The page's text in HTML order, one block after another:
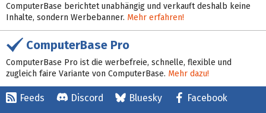
ComputerBase berichtet unabhängig und verkauft deshalb keine
Inhalte, sondern Werbebanner. Mehr erfahren!
ComputerBase Pro
ComputerBase Pro ist die werbefreie, schnelle, flexible und
zugleich faire Variante von ComputerBase. Mehr dazu!
Feeds Discord Bluesky
Facebook